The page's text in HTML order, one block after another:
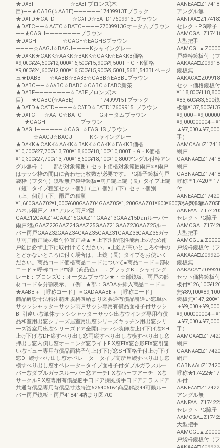
★DABF――――――――☆EABFブロンズ(木
目)――★CABG(☆AABE)――――――17409913Tブラック
★DATD★CATD――――☆CATD☆EATD17609913Lブラウン
★DATC――☆AATC☆BATC――――27009913Gオータムブラウン
――★CAGH――――――――ブラウン
★DAGH――――――☆CAGH☆EAGHSブラウン
――――☆AAGJ☆BAGJ――――Kシャイングレー
★DAKK★CAKK☆AAKK☆BAKK☆CAKK☆EAKKB価格
¥9,000¥24,600¥12,000¥16,500¥15,900¥9,500T・G・K価格
¥9,000¥24,600¥12,000¥16,500¥15,900¥9,5001,5681,543BLベージ
ュ★DABB――☆AABB☆BABB☆CABB☆EABBLブラウン
★DABC――☆AABC☆BABC☆CABC☆EABC新茶
★DABF――――――――☆EABFブロンズ(木
目)――★CABG(☆AABE)――――――17409915Tブラック
★DATD★CATD――――☆CATD☆EATD17609915Lブラウン
★DATC――☆AATC☆BATC――――Gオータムブラウン
――★CAGH――――――――ブラウン
★DAGH――――――☆CAGH☆EAGHSブラウン
――――☆AAGJ☆BAGJ――――Kシャイングレー
★DAKK★CAKK☆AAKK☆BAKK☆CAKK☆EAKKB価格
¥10,300¥27,700¥13,700¥18,600¥18,100¥10,800T・G・K価格
¥10,300¥27,700¥13,700¥18,600¥18,100¥10,800アングル付枠アン
グル無枠（ 部が対象範囲）セット価格対象範囲雨戸※※雨戸
はサッシ枠の間口に合わせた枚数が必要です。PG障子鏡板付戸
袋枠（フタ付）鏡板無戸袋枠鏡板■雨戸錠上錠（長）タイプ上錠
（短）タイプ種類セット個別（上）個別（下）セット個別
（上）個別（下）雨戸の種類
パネル雨戸／Danアルミ雨戸2型
GAAZ12GAAZ14GAAZ15GAAZ11GAAZ13GAAZ15Danルーバー
雨戸2型GAAZ22GAAZ24GAAZ25GAAZ21GAAZ23GAAZ25ルー
バー雨戸GAAZ32GAAZ34GAAZ35GAAZ31GAAZ33GAAZ35ガラ
リ雨戸雨戸錠の取付位置戸袋▲▼上下注防犯性能向上のため雨
戸錠は必ず上下に取付けてください。●上錠が高いところや手の
とどかないところに付く場合は、上錠（長）タイプをお使いく
ださい。商品コード価格商品コードについて●商品コード＝部材
コード＋呼称コード□部（商品色）T：ブラックK：シャイング
レーB：ブロンズG：オータムブラウン★・☆部鏡板、雨戸の部
材コードを分割表示。（例）★部：GADAを挿入商品コード＝
★AABB＋［呼称コード］＝GADAAABB＋［呼称コード］_____
商品解説寸法特注範囲規格表納まり図共通有償品引違い窓単体
サッシシャッターサッシ雨戸サッシ専用有償品面格子付サッシ
BF引違い窓単体サッシシャッターサッシ出窓ウイング専用有償
品和室用出窓シリーズ居室用出窓シリーズキッチン用出窓シリ
ーズ浴室用出窓シリーズドア全開口サッシ装飾窓上げ下げ窓SH
上げ下げ窓DH縦すべり出し窓両縦すべり出し窓横すべり出し窓
押出し窓内倒し窓オーニング窓ライトFIX窓FIX窓台形FIX窓引違
い窓ビュー専用有償品面格子付上げ下げ窓SH面格子付上げ下げ
窓DH縦すべり出し窓オペレータータイプ高所用縦すべり出し窓
横すべり出し窓オペレータータイプ面格子付ダブルガラスルー
バー窓ダブルガラスルーバー窓アーチFIX窓ハーフアーチFIX窓
サークルFIX窓専用有償品勝手口ドア採風勝手口ドアテラスドア
共通有償品専用有償品寸法特注626406164商品解説44可動ルー
バー雨戸鏡板・雨戸418414納まり図700
アングル無
セレクトPG障子
大型把手
戸袋枠鏡板付（
鏡板無
セット価格鏡板
¥83,600¥83,600
板無
¥9,000＋
¥9,000000004＋
手）
網戸
網戸
呼称＊17420＊
付
アングル無
セレクトPG障子
大型把手
戸袋枠鏡板付（
鏡板無
セット価格鏡板
板付
無
鏡板無
＋¥9,000＋
¥9,000000004＋
手）
網戸
網戸
呼称
ル付
アングル無
セレクトPG障子
大型把手
戸袋枠鏡板付（